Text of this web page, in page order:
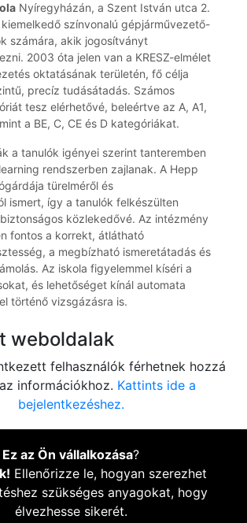
Nyíregyházán, a Szent István utca 2.
színvonalú gépjárművezető-
számára, akik jogosítványt
2003 óta jelen van a KRESZ-elmélet
oktatásának területén, fő célja
precíz tudásátadás. Számos
tesz elérhetővé, beleértve az A, A1,
a BE, C, CE és D kategóriákat.
a tanulók igényei szerint tanteremben
rendszerben zajlanak. A Hepp
türelméről és
ismert, így a tanulók felkészülten
közlekedővé. Az intézmény
fontos a korrekt, átlátható
a megbízható ismeretátadás és
Az iskola figyelemmel kíséri a
és lehetőséget kínál automata
történő vizsgázásra is.
weboldalak
felhasználók férhetnek hozzá
információkhoz. Kattints ide a
bejelentkezéshez.
Ez az Ön vállalkozása?
Ellenőrizze le, hogyan szerezhet
szükséges anyagokat, hogy
élvezhesse sikerét.